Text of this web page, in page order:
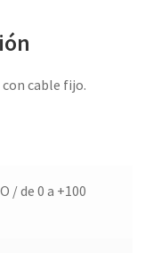
cable fijo.
/ de 0 a +100